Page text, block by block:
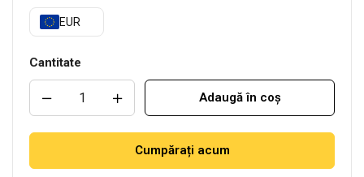
EUR
Cantitate
Adaugă în coș
Cumpărați acum